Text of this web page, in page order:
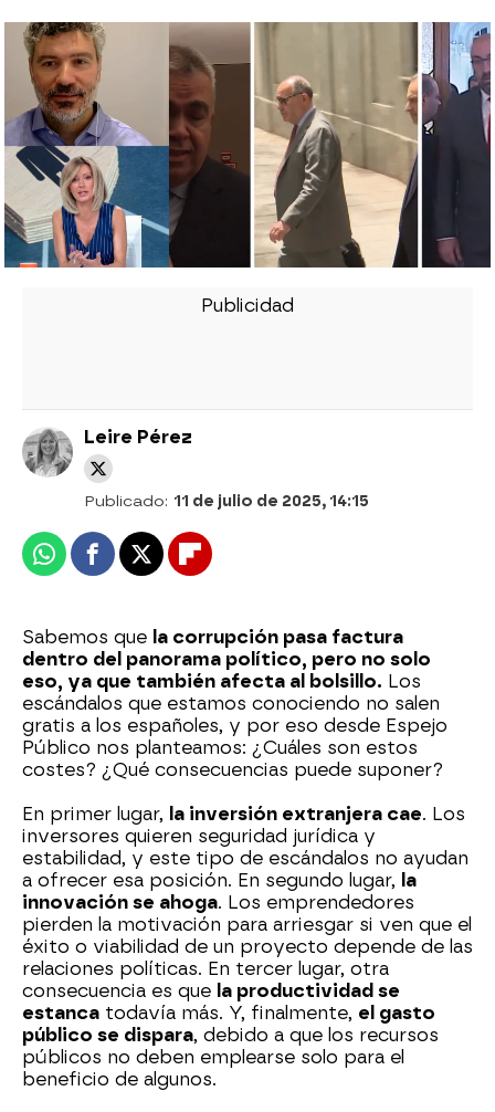
Page considera que la corrupción ha
traído "barra libre" y "más cesiones" para
los independentistas"
¿Qué cambia con el Plan Anticorrupción
presentado por Sánchez? Más reformas
que novedades entre las 15 medidas
¿Operación de maquillaje o medidas
eficaces? Dos magistrados analizan en
Espejo el paquete anticorrupción de
Sánchez
Leire Pérez
Publicado: 11 de julio de 2025, 14:15
WhatsappFacebook
X Flipboard
Sabemos que la corrupción pasa factura
dentro del panorama político, pero no solo
eso, ya que también afecta al bolsillo. Los
escándalos que estamos conociendo no salen
gratis a los españoles, y por eso desde Espejo
Público nos planteamos: ¿Cuáles son estos
costes? ¿Qué consecuencias puede suponer?
En primer lugar, la inversión extranjera cae. Los
inversores quieren seguridad jurídica y
estabilidad, y este tipo de escándalos no ayudan
a ofrecer esa posición. En segundo lugar, la
innovación se ahoga. Los emprendedores
pierden la motivación para arriesgar si ven que el
éxito o viabilidad de un proyecto depende de las
relaciones políticas. En tercer lugar, otra
consecuencia es que la productividad se
estanca todavía más. Y, finalmente, el gasto
público se dispara, debido a que los recursos
públicos no deben emplearse solo para el
beneficio de algunos.